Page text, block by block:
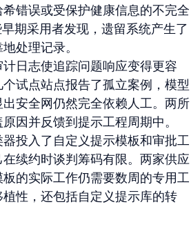
错误或受保护健康信息的不完全
期采用者发现，遗留系统产生了
处理记录。
日志使追踪问题响应变得更容
试点站点报告了孤立案例，模型
安全网仍然完全依赖人工。两所
因并反馈到提示工程周期中。
投入了自定义提示模板和审批工
续约时谈判筹码有限。两家供应
的实际工作仍需要数周的专用工
性，还包括自定义提示库的转